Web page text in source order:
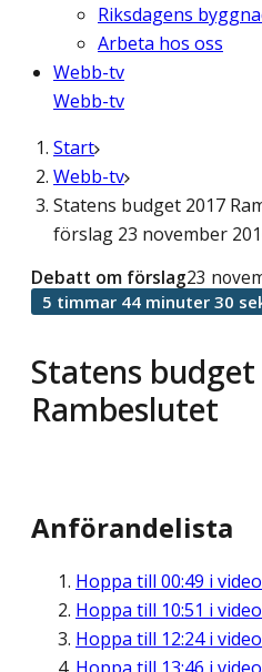
Riksdagens
Arbeta hos oss
Webb-tv
Webb-tv
Start
Webb-tv
Statens budget 2017
förslag 23 november
Statens budget
Rambeslutet
Debatt om förslag23
5 timmar 44 minuter 30
Anförandelista
Hoppa till 00:49 i
Hoppa till 10:51 i
Hoppa till 12:24i